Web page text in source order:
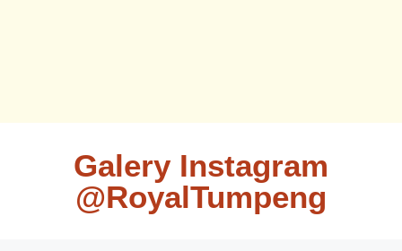
Galery Instagram
@RoyalTumpeng